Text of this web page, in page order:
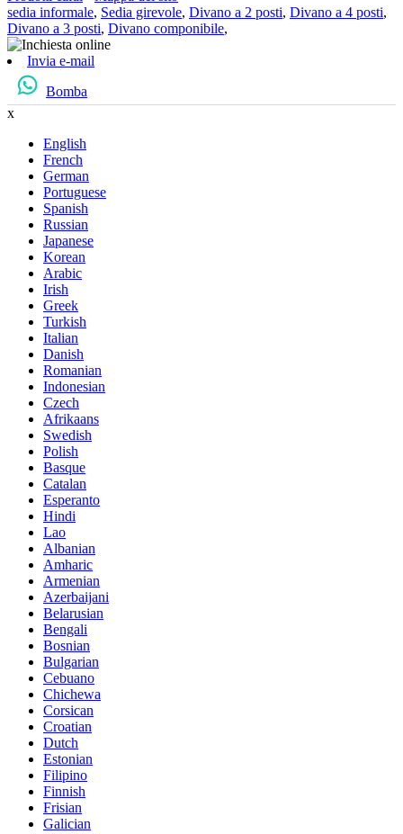
sedia informale, Sedia girevole, Divano a 2 posti, Divano a 4 posti,
Divano a 3 posti, Divano componibile,
Invia e-mail
Bomba
x
English
French
German
Portuguese
Spanish
Russian
Japanese
Korean
Arabic
Irish
Greek
Turkish
Italian
Danish
Romanian
Indonesian
Czech
Afrikaans
Swedish
Polish
Basque
Catalan
Esperanto
Hindi
Lao
Albanian
Amharic
Armenian
Azerbaijani
Belarusian
Bengali
Bosnian
Bulgarian
Cebuano
Chichewa
Corsican
Croatian
Dutch
Estonian
Filipino
Finnish
Frisian
Galician